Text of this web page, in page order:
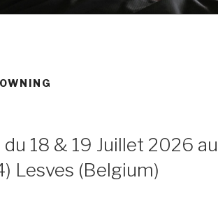
18 & 19 Juillet 2026 au
Lesves (Belgium)